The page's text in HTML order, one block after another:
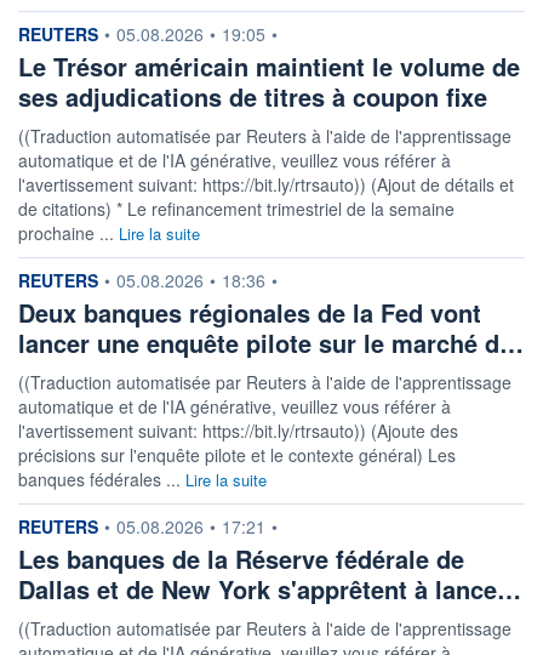
information fournie par
REUTERS • 05.08.2026 • 19:05 •
Le Trésor américain maintient le volume de
ses adjudications de titres à coupon fixe
((Traduction automatisée par Reuters à l'aide de l'apprentissage
automatique et de l'IA générative, veuillez vous référer à
l'avertissement suivant: https://bit.ly/rtrsauto)) (Ajout de détails et
de citations) * Le refinancement trimestriel de la semaine
prochaine ... Lire la suite
information fournie par
REUTERS • 05.08.2026 • 18:36 •
Deux banques régionales de la Fed vont
lancer une enquête pilote sur le marché d…
((Traduction automatisée par Reuters à l'aide de l'apprentissage
automatique et de l'IA générative, veuillez vous référer à
l'avertissement suivant: https://bit.ly/rtrsauto)) (Ajoute des
précisions sur l'enquête pilote et le contexte général) Les
banques fédérales ... Lire la suite
information fournie par
REUTERS • 05.08.2026 • 17:21 •
Les banques de la Réserve fédérale de
Dallas et de New York s'apprêtent à lance…
((Traduction automatisée par Reuters à l'aide de l'apprentissage